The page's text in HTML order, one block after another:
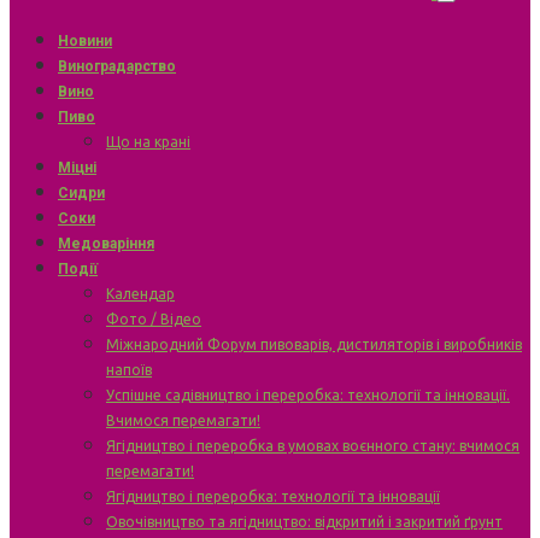
Новини
Виноградарство
Вино
Пиво
Що на крані
Міцні
Сидри
Соки
Медоваріння
Події
Календар
Фото / Відео
Міжнародний Форум пивоварів, дистиляторів і виробників
напоїв
Успішне садівництво і переробка: технології та інновації.
Вчимося перемагати!
Ягідництво і переробка в умовах воєнного стану: вчимося
перемагати!
Ягідництво і переробка: технології та інновації
Овочівництво та ягідництво: відкритий і закритий ґрунт